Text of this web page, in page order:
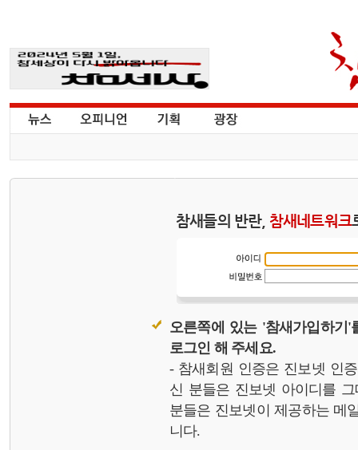
참새들의 반란, 참새네트워크
오른쪽에 있는 '참새가입하기
로그인 해 주세요.
- 참새회원 인증은 진보넷 인
신 분들은 진보넷 아이디를
분들은 진보넷이 제공하는 메
니다.